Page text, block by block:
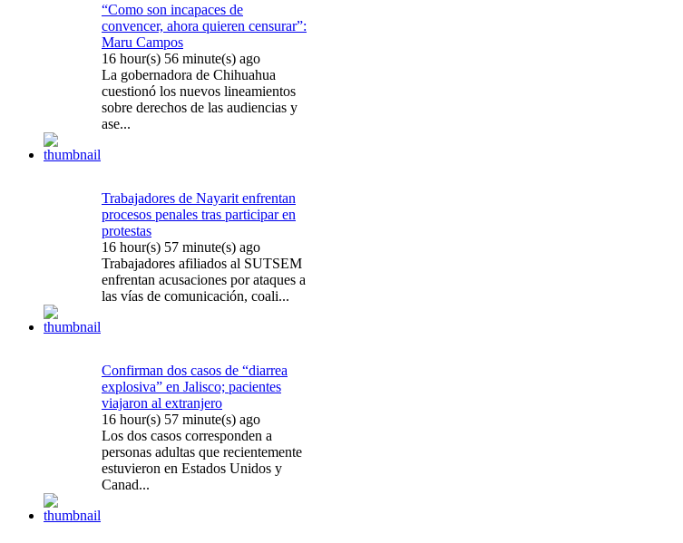
“Como son incapaces de
convencer, ahora quieren censurar”:
Maru Campos
16 hour(s) 56 minute(s) ago
La gobernadora de Chihuahua
cuestionó los nuevos lineamientos
sobre derechos de las audiencias y
ase...
Trabajadores de Nayarit enfrentan
procesos penales tras participar en
protestas
16 hour(s) 57 minute(s) ago
Trabajadores afiliados al SUTSEM
enfrentan acusaciones por ataques a
las vías de comunicación, coali...
Confirman dos casos de “diarrea
explosiva” en Jalisco; pacientes
viajaron al extranjero
16 hour(s) 57 minute(s) ago
Los dos casos corresponden a
personas adultas que recientemente
estuvieron en Estados Unidos y
Canad...